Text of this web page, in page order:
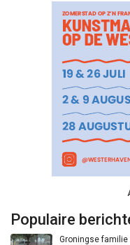
Populaire
Groningse